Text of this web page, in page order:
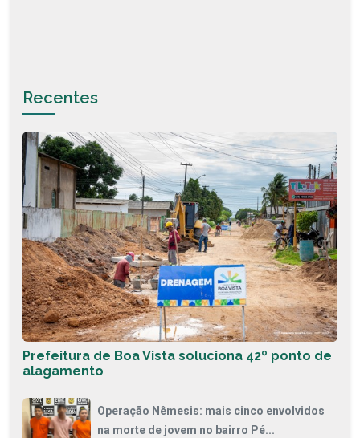
Recentes
Prefeitura de Boa Vista soluciona 42º ponto de
alagamento
Operação Nêmesis: mais cinco envolvidos
na morte de jovem no bairro Pé...